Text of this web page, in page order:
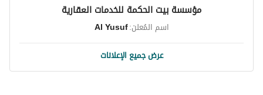
مؤسسة بيت الحكمة للخدمات العقارية
اسم المُعلن:Al Yusuf
عرض جميع الإعلانات